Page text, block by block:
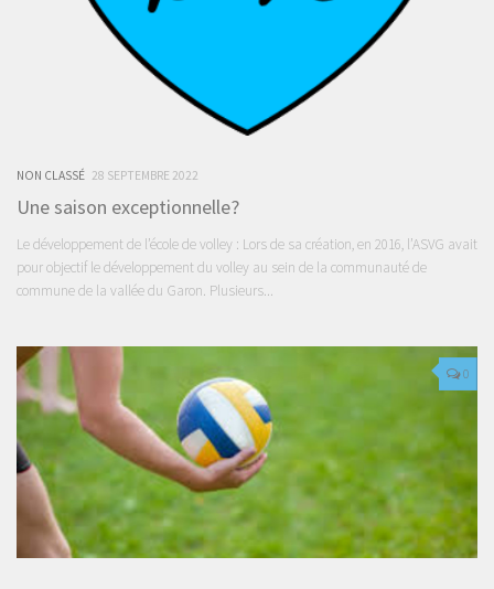
NON CLASSÉ 28 SEPTEMBRE 2022
Une saison exceptionnelle?
Le développement de l’école de volley : Lors de sa création, en 2016, l’ASVG avait
pour objectif le développement du volley au sein de la communauté de
commune de la vallée du Garon. Plusieurs...
0